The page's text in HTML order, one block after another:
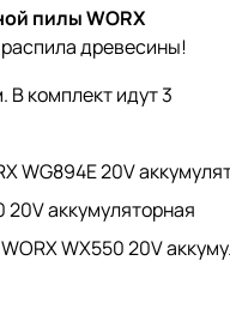
пилы WORX
древесины!
В комплект идут 3
WG894E 20V
20V аккумуляторная
WX550 20V